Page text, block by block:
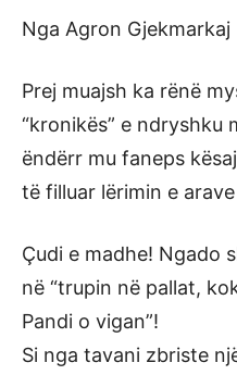
Nga Agron Gjekmarkaj
Prej muajsh ka rënë
“kronikës” e ndryshku
ëndërr mu faneps
të filluar lërimin e
Çudi e madhe! Ngado
në “trupin në pallat,
Pandi o vigan”!
Si nga tavani zbriste